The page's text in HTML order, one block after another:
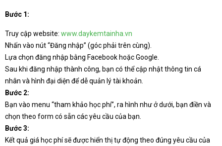
Bước 1:
Truy cập website: www.daykemtainha.vn
Nhấn vào nút “Đăng nhập” (góc phải trên cùng).
Lựa chọn đăng nhập bằng Facebook hoặc Google.
Sau khi đăng nhập thành công, bạn có thể cập nhật thông tin cá
nhân và hình đại diện để dễ quản lý tài khoản.
Bước 2:
Bạn vào menu “tham khảo học phí”, ra hình như ở dưới, bạn điền và
chọn theo form có sẵn các yêu cầu của bạn.
Bước 3:
Kết quả giá học phí sẽ được hiển thị tự động theo đúng yêu cầu của